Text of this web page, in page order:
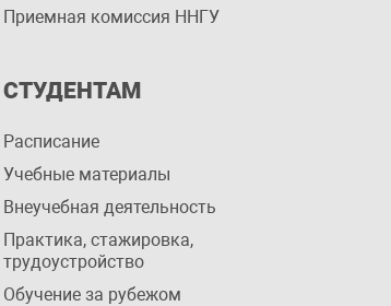
Приемная комиссия ННГУ
СТУДЕНТАМ
Расписание
Учебные материалы
Внеучебная деятельность
Практика, стажировка,
трудоустройство
Обучение за рубежом